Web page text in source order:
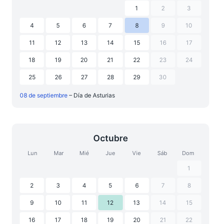
1 2 3
4 5 6 7 8 9 10
11 12 13 14 15 16 17
18 19 20 21 22 23 24
25 26 27 28 29 30
08 de septiembre – Día de Asturias
Octubre
Lun Mar Mié Jue Vie Sáb Dom
1
2 3 4 5 6 7 8
9 10 11 12 13 14 15
16 17 18 19 20 21 22